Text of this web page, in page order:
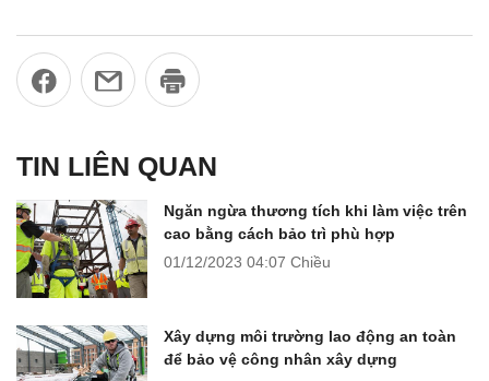
TIN LIÊN QUAN
Ngăn ngừa thương tích khi làm việc trên
cao bằng cách bảo trì phù hợp
01/12/2023 04:07 Chiều
Xây dựng môi trường lao động an toàn
để bảo vệ công nhân xây dựng